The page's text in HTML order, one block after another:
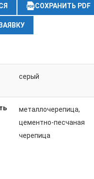
СОХРАНИТЬ PDF
серый
металлочерепица,
цементно-песчаная
черепица